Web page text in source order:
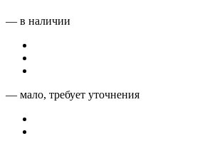
— в наличии
— мало, требует уточнения